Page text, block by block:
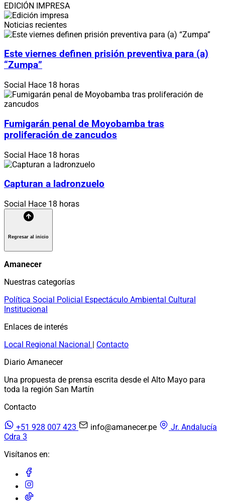
EDICIÓN IMPRESA
Noticias recientes
Este viernes definen prisión preventiva para (a)
“Zumpa”
Social Hace 18 horas
Fumigarán penal de Moyobamba tras
proliferación de zancudos
Social Hace 18 horas
Capturan a ladronzuelo
Social Hace 18 horas
Regresar al inicio
Amanecer
Nuestras categorías
Política Social Policial Espectáculo Ambiental Cultural
Institucional
Enlaces de interés
Local Regional Nacional | Contacto
Diario Amanecer
Una propuesta de prensa escrita desde el Alto Mayo para
toda la región San Martín
Contacto
+51 928 007 423 info@amanecer.pe
Jr. Andalucía
Cdra 3
Visítanos en: